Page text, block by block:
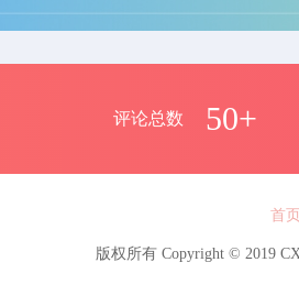
评论总数 50+
首
版权所有 Copyright © 2019